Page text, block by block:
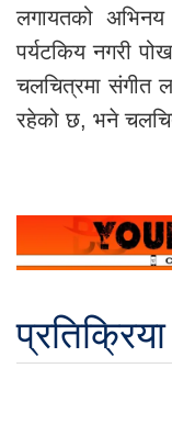
लगायतको अभिनय
पर्यटकिय नगरी
चलचित्रमा संगीत
रहेको छ, भने
प्रतिक्रिया